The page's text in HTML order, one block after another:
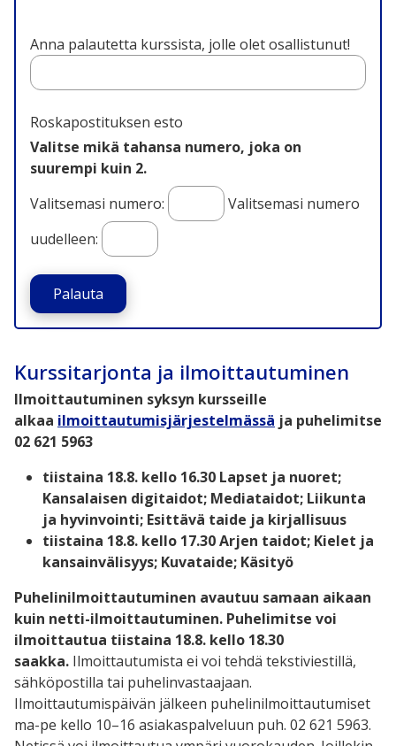
Anna palautetta kurssista, jolle olet osallistunut!
Roskapostituksen esto
Valitse mikä tahansa numero, joka on
suurempi kuin 2.
Valitsemasi numero:
Valitsemasi numero
uudelleen:
Palauta
Kurssitarjonta ja ilmoittautuminen
Ilmoittautuminen syksyn kursseille
alkaa ilmoittautumisjärjestelmässä ja puhelimitse
02 621 5963
tiistaina 18.8. kello 16.30 Lapset ja nuoret;
Kansalaisen digitaidot; Mediataidot; Liikunta
ja hyvinvointi; Esittävä taide ja kirjallisuus
tiistaina 18.8. kello 17.30 Arjen taidot; Kielet ja
kansainvälisyys; Kuvataide; Käsityö
Puhelinilmoittautuminen avautuu samaan aikaan
kuin netti-ilmoittautuminen. Puhelimitse voi
ilmoittautua tiistaina 18.8. kello 18.30
saakka. Ilmoittautumista ei voi tehdä tekstiviestillä,
sähköpostilla tai puhelinvastaajaan.
Ilmoittautumispäivän jälkeen puhelinilmoittautumiset
ma-pe kello 10–16 asiakaspalveluun puh. 02 621 5963.